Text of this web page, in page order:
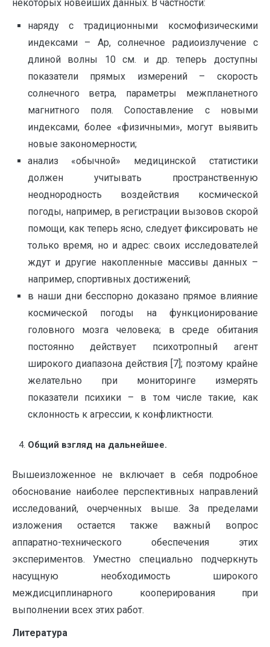
некоторых новейших данных. В частности:
наряду с традиционными космофизическими
индексами – Ар, солнечное радиоизлучение с
длиной волны 10 см. и др. теперь доступны
показатели прямых измерений – скорость
солнечного ветра, параметры межпланетного
магнитного поля. Сопоставление с новыми
индексами, более «физичными», могут выявить
новые закономерности;
анализ «обычной» медицинской статистики
должен учитывать пространственную
неоднородность воздействия космической
погоды, например, в регистрации вызовов скорой
помощи, как теперь ясно, следует фиксировать не
только время, но и адрес: своих исследователей
ждут и другие накопленные массивы данных –
например, спортивных достижений;
в наши дни бесспорно доказано прямое влияние
космической погоды на функционирование
головного мозга человека; в среде обитания
постоянно действует психотропный агент
широкого диапазона действия [7]; поэтому крайне
желательно при мониторинге измерять
показатели психики – в том числе такие, как
склонность к агрессии, к конфликтности.
Общий взгляд на дальнейшее.
Вышеизложенное не включает в себя подробное
обоснование наиболее перспективных направлений
исследований, очерченных выше. За пределами
изложения остается также важный вопрос
аппаратно-технического обеспечения этих
экспериментов. Уместно специально подчеркнуть
насущную необходимость широкого
междисциплинарного кооперирования при
выполнении всех этих работ.
Литература